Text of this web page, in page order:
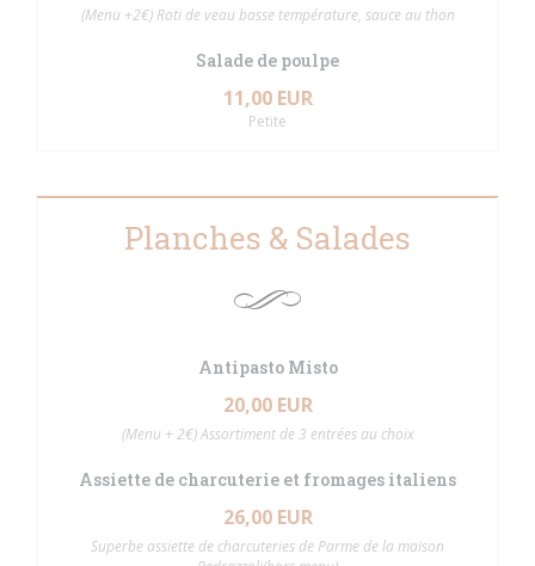
(Menu +2€) Roti de veau basse température, sauce au thon
Salade de poulpe
11,00 EUR
Petite
Planches & Salades
Antipasto Misto
20,00 EUR
(Menu + 2€) Assortiment de 3 entrées au choix
Assiette de charcuterie et fromages italiens
26,00 EUR
Superbe assiette de charcuteries de Parme de la maison